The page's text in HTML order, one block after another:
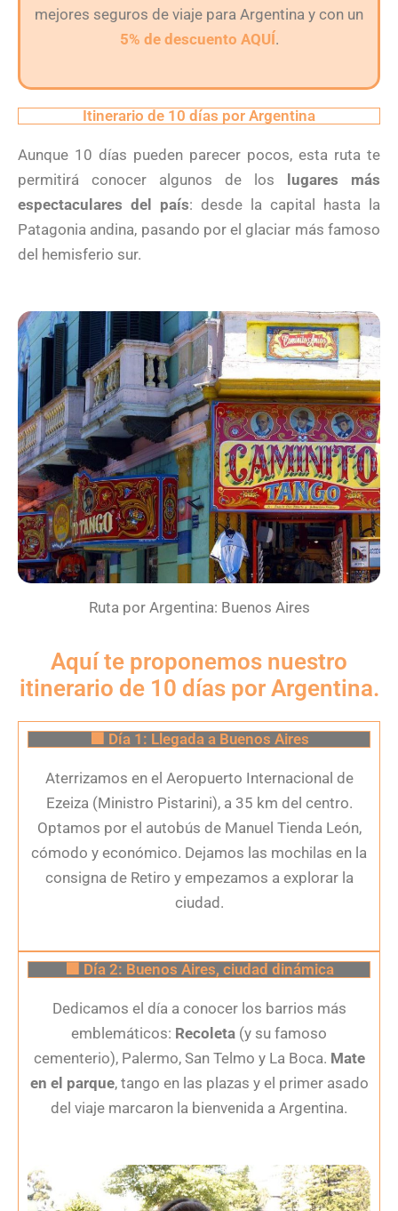
mejores seguros de viaje para Argentina y con un
5% de descuento AQUÍ.
Itinerario de 10 días por Argentina
Aunque 10 días pueden parecer pocos, esta ruta te
permitirá conocer algunos de los lugares más
espectaculares del país: desde la capital hasta la
Patagonia andina, pasando por el glaciar más famoso
del hemisferio sur.
Ruta por Argentina: Buenos Aires
Aquí te proponemos nuestro
itinerario de 10 días por Argentina.
🟩 Día 1: Llegada a Buenos Aires
Aterrizamos en el Aeropuerto Internacional de
Ezeiza (Ministro Pistarini), a 35 km del centro.
Optamos por el autobús de Manuel Tienda León,
cómodo y económico. Dejamos las mochilas en la
consigna de Retiro y empezamos a explorar la
ciudad.
🟩 Día 2: Buenos Aires, ciudad dinámica
Dedicamos el día a conocer los barrios más
emblemáticos: Recoleta (y su famoso
cementerio), Palermo, San Telmo y La Boca. Mate
en el parque, tango en las plazas y el primer asado
del viaje marcaron la bienvenida a Argentina.